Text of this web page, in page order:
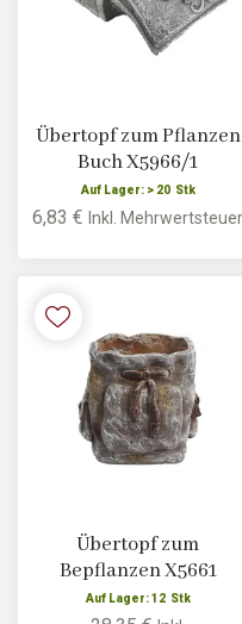
Übertopf zum Pflanzen
Buch X5966/1
Auf Lager: > 20 Stk
6,83 €Inkl. Mehrwertsteuer
Übertopf zum
Bepflanzen X5661
Auf Lager: 12 Stk